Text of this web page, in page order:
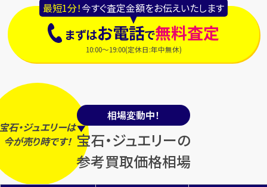
最短1分！今すぐ査定金額をお伝えいたします
まずはお電話で無料査定
10:00～19:00(定休日:年中無休)
相場変動中！
宝石・ジュエリーの
参考買取価格相場
石・ジュエリーは
今が売り時です！